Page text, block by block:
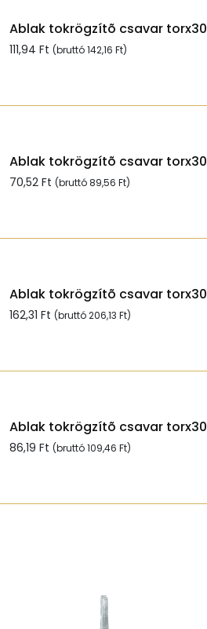
Ablak tokrögzítõ csavar torx30
111,94 Ft (bruttó142,16 Ft)
Ablak tokrögzítõ csavar torx30
70,52 Ft (bruttó89,56 Ft)
Ablak tokrögzítõ csavar
162,31 Ft (bruttó206,13 Ft)
Ablak tokrögzítõ csavar torx30
86,19 Ft (bruttó109,46 Ft)